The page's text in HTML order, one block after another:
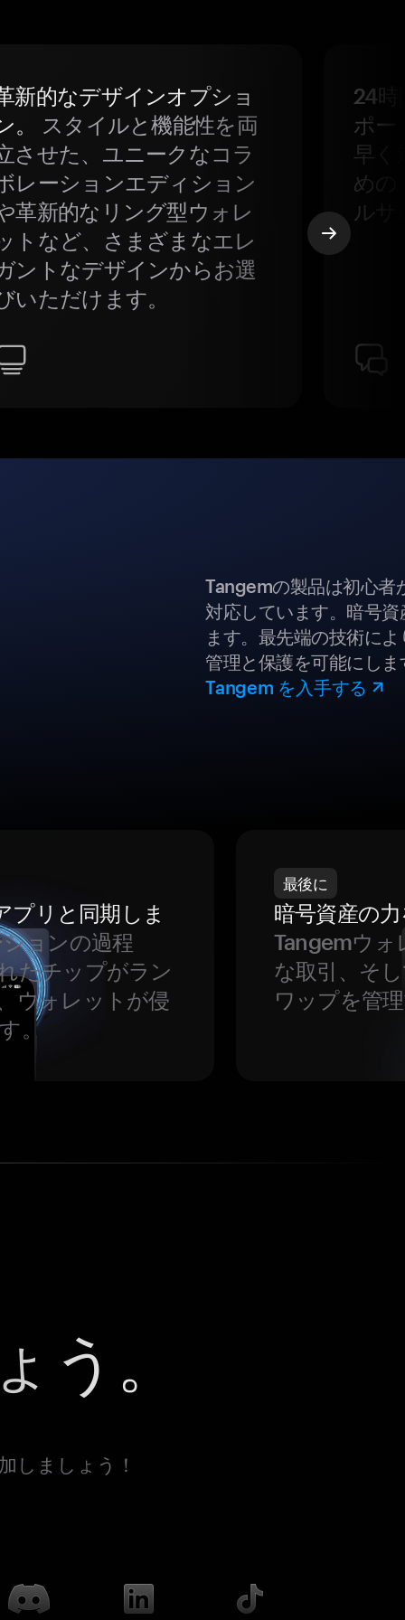
新的なデザインオプショ
。
スタイルと機能性を両
させた、ユニークなコラ
レーションエディション
革新的なリング型ウォレ
トなど、さまざまなエレ
ントなデザインからお選
いただけます。
24
ポー
早く
めの
ルサ
Tangemの製品は初心者
対応しています。暗号
ます。最先端の技術に
管理と保護を可能にしま
Tangem を入手する
プリと同期しま
ョンの過程
たチップがラン
ウォレットが侵
。
最後に
暗号資産の
Tangemウォ
な取引、そ
ワップを管
う。
しましょう！